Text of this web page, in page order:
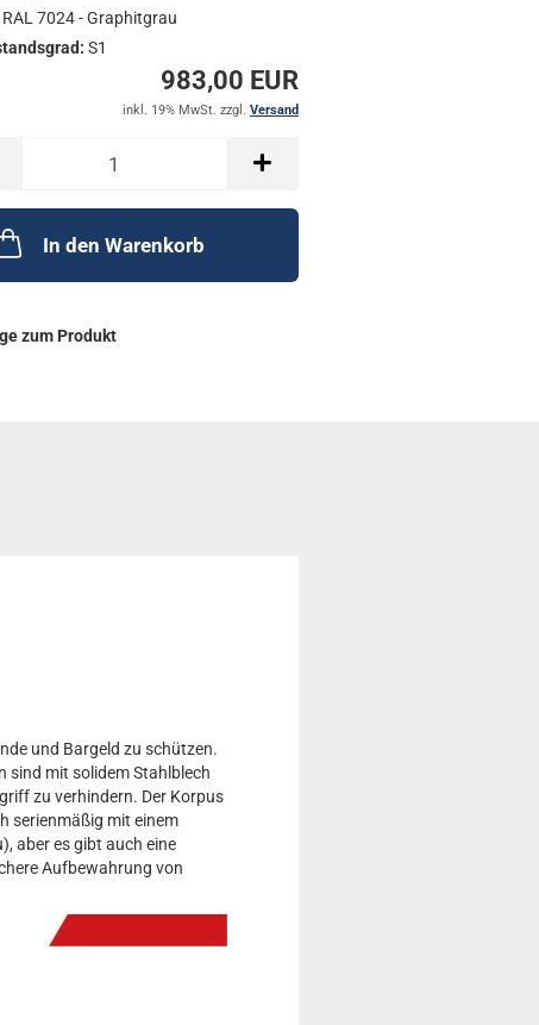
RAL 7024 - Graphitgrau
S1
983,00 EUR
inkl. 19% MwSt. zzgl. Versand
In den Warenkorb
zum Produkt
und Bargeld zu schützen.
sind mit solidem Stahlblech
zu verhindern. Der Korpus
serienmäßig mit einem
aber es gibt auch eine
Aufbewahrung von